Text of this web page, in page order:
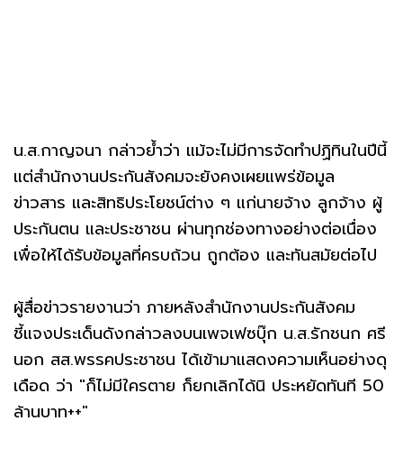
น.ส.กาญจนา กล่าวย้ำว่า แม้จะไม่มีการจัดทำปฏิทินในปีนี้
แต่สำนักงานประกันสังคมจะยังคงเผยแพร่ข้อมูล
ข่าวสาร และสิทธิประโยชน์ต่าง ๆ แก่นายจ้าง ลูกจ้าง ผู้
ประกันตน และประชาชน ผ่านทุกช่องทางอย่างต่อเนื่อง
เพื่อให้ได้รับข้อมูลที่ครบถ้วน ถูกต้อง และทันสมัยต่อไป
ผู้สื่อข่าวรายงานว่า ภายหลังสำนักงานประกันสังคม
ชี้แจงประเด็นดังกล่าวลงบนเพจเฟซบุ๊ก น.ส.รักชนก ศรี
นอก สส.พรรคประชาชน ได้เข้ามาแสดงความเห็นอย่างดุ
เดือด ว่า "ก็ไม่มีใครตาย ก็ยกเลิกได้นิ ประหยัดทันที 50
ล้านบาท++"